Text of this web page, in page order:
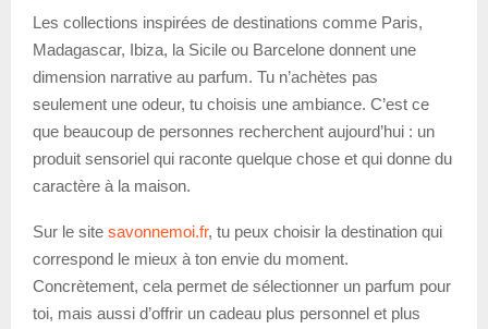
Les collections inspirées de destinations comme Paris,
Madagascar, Ibiza, la Sicile ou Barcelone donnent une
dimension narrative au parfum. Tu n’achètes pas
seulement une odeur, tu choisis une ambiance. C’est ce
que beaucoup de personnes recherchent aujourd’hui : un
produit sensoriel qui raconte quelque chose et qui donne du
caractère à la maison.
Sur le site savonnemoi.fr, tu peux choisir la destination qui
correspond le mieux à ton envie du moment.
Concrètement, cela permet de sélectionner un parfum pour
toi, mais aussi d’offrir un cadeau plus personnel et plus